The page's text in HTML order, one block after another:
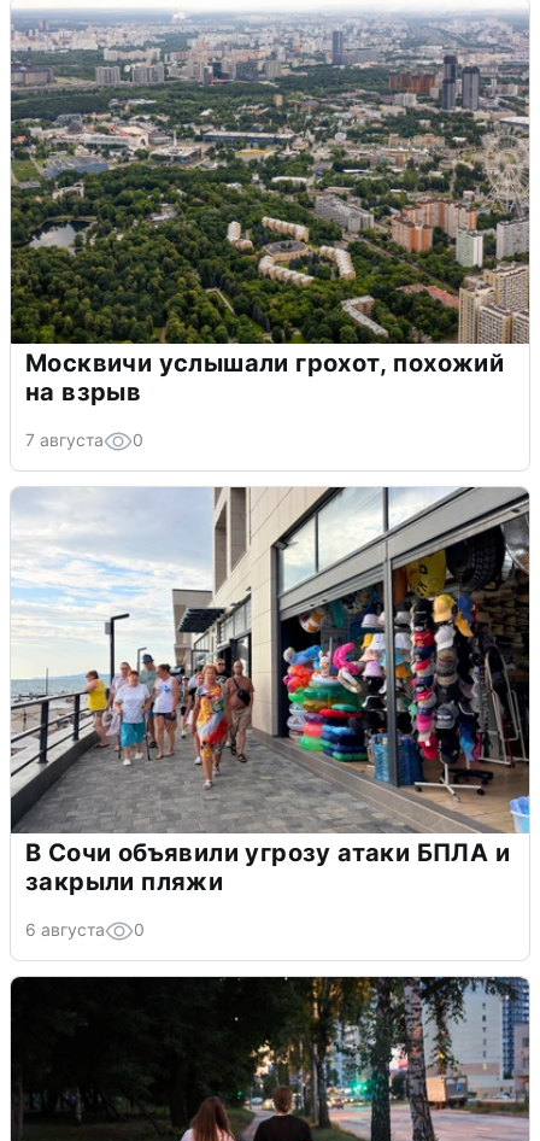
Москвичи услышали грохот, похожий
на взрыв
7 августа 0
В Сочи объявили угрозу атаки БПЛА и
закрыли пляжи
6 августа 0